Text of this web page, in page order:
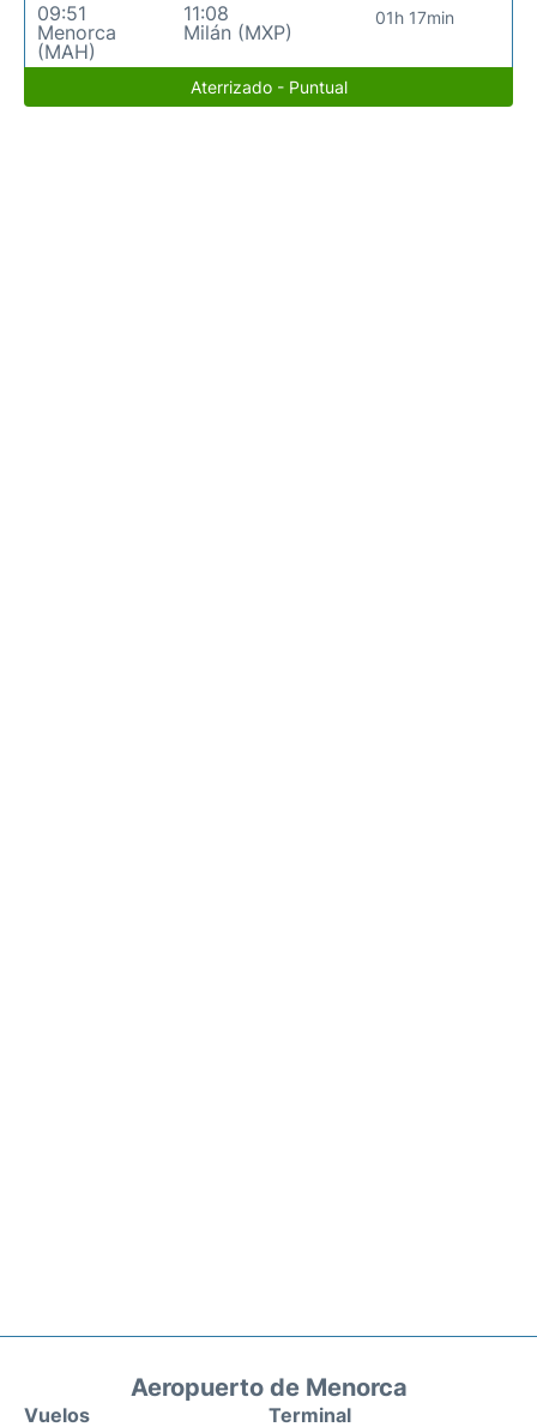
09:51
Menorca
(MAH)
11:08
Milán (MXP)
01h 17min
Aterrizado - Puntual
Aeropuerto de Menorca
Vuelos Terminal